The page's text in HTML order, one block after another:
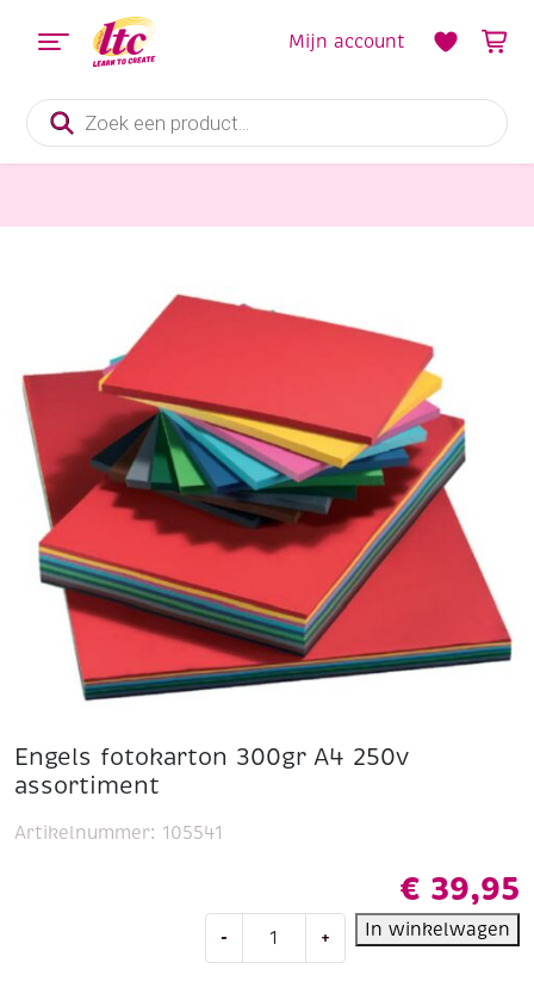
Producten
zoeken
Mijn account
Engels fotokarton 300gr A4 250v
assortiment
€ 39,95
-
fotokarton
+ In winkelwagen
Artikelnummer: 105541